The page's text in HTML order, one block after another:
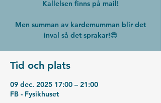
Kallelsen finns på mail!
Men summan av kardemumman blir det
inval så det sprakar!😎
Tid och plats
09 dec. 2025 17:00 – 21:00
FB - Fysikhuset